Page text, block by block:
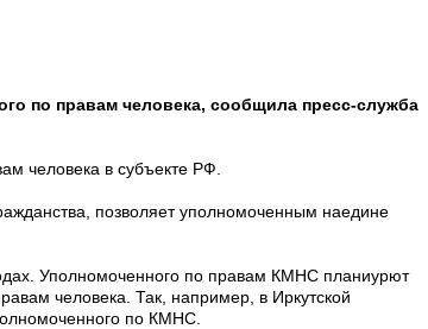
по правам человека, сообщила пресс-служба
человека в субъекте РФ.
позволяет уполномоченным наедине
Уполномоченного по правам КМНС планиурют
человека. Так, например, в Иркутской
по КМНС.